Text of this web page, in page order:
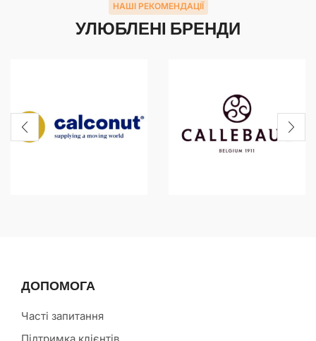
НАШІ РЕКОМЕНДАЦІЇ
УЛЮБЛЕНІ БРЕНДИ
ДОПОМОГА
Часті запитання